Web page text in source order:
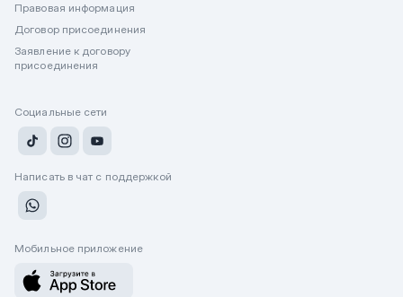
Правовая информация
Договор присоединения
Заявление к договору
присоединения
Социальные сети
Написать в чат с поддержкой
Мобильное приложение